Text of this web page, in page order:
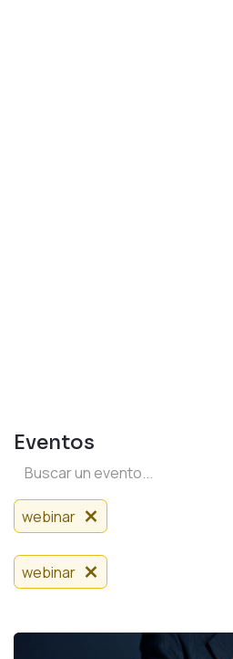
Eventos
webinar
webinar